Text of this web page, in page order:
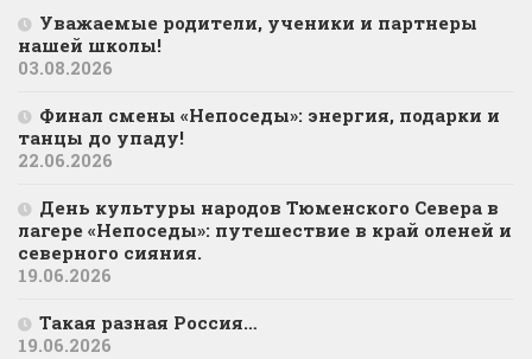
Уважаемые родители, ученики и партнеры
нашей школы!
03.08.2026
Финал смены «Непоседы»: энергия, подарки и
танцы до упаду!
22.06.2026
День культуры народов Тюменского Севера в
лагере «Непоседы»: путешествие в край оленей и
северного сияния.
19.06.2026
Такая разная Россия…
19.06.2026